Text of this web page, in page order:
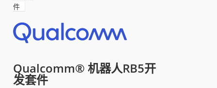
件
Qualcomm® 机器人RB5开
发套件